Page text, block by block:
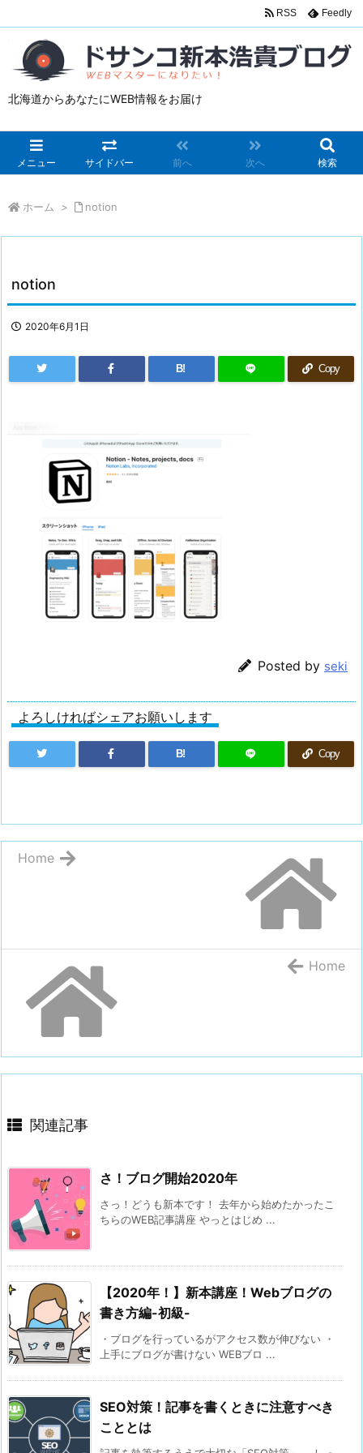
北海道からあなたにWEB情報をお届け
メニュー サイドバー 前へ 次へ 検索
RSS Feedly
ホーム > notion
notion
2020年6月1日
B! Copy
Posted by seki
よろしければシェアお願いします
B! Copy
Home
Home
関連記事
さ！ブログ開始2020年
さっ！どうも新本です！ 去年から始めたかったこ
ちらのWEB記事講座 やっとはじめ ...
【2020年！】新本講座！Webブログの
書き方編-初級-
・ブログを行っているがアクセス数が伸びない ・
上手にブログが書けない WEBブロ ...
SEO対策！記事を書くときに注意すべき
こととは